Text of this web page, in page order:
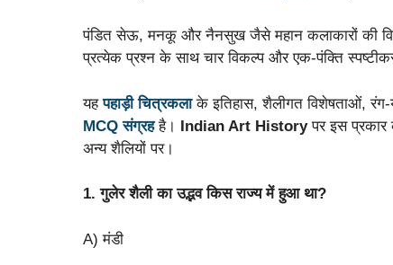
पंडित सेऊ, मनकू और नैनसुख जैसे महान कलाकारों की
प्रत्येक प्रश्न के साथ चार विकल्प और एक-पंक्ति
यहपहाड़ी चित्रकलाके इतिहास, शैलीगत विशेषताओं, रंग-
MCQ संग्रहहै। Indian Art Historyपर इस प्रकार
अन्य शैलियों पर।
1. गुलेर शैली का उद्भव किस राज्य में हुआ था?
A) मंडी